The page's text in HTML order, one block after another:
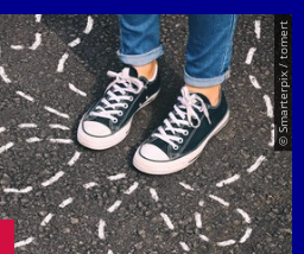
© Smarterpix / tomert